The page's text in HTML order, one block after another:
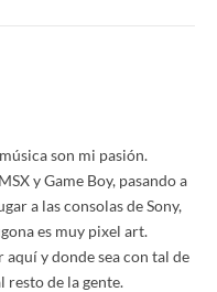
son mi pasión.
y Game Boy, pasando a
a las consolas de Sony,
es muy pixel art.
y donde sea con tal de
resto de la gente.